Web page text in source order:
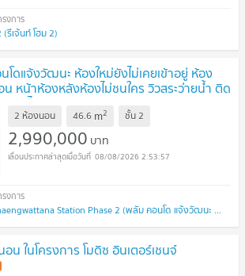
รีเจ้นท์ โฮม 2)
ดแจ้งวัฒนะ ห้องใหม่ยังไม่เคยเข้าอยู่ ห้อง
หน้าห้องหลังห้องไม่ชนใคร วิวสระว่ายน้ำ ติด
รถไฟฟ้า
2 ห้องนอน 46.6 m2 ชั้น2
2,990,000 บาท
08/08/2026 2:53:57
Plum Condo Chaengwattana Station Phase 2 (พลัม คอนโด แจ้งวัฒนะ สเตชั่น เฟส 2)
น ในโครงการ โมดิซ อินเตอร์เชนจ์